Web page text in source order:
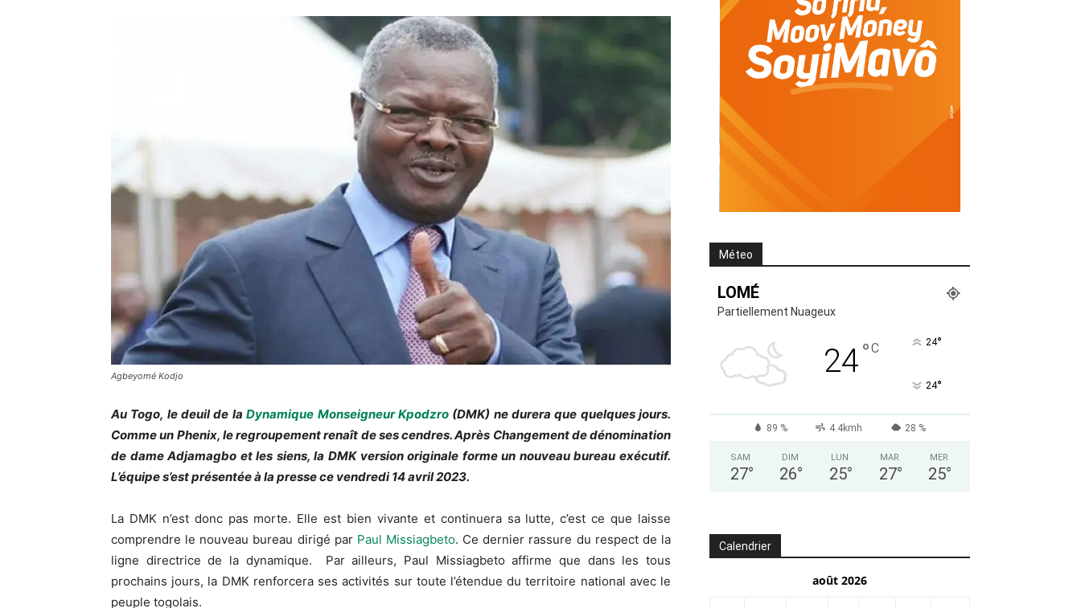
Agbeyomé Kodjo
Au Togo, le deuil de laDynamique Monseigneur Kpodzro(DMK) ne durera que quelques jours.
Comme un Phenix, le regroupement renaît de ses cendres. Après Changement de dénomination
de dame Adjamagbo et les siens, la DMK version originale forme un nouveau bureau exécutif.
L’équipe s’est présentée à la presse ce vendredi 14 avril 2023.
La DMK n’est donc pas morte. Elle est bien vivante et continuera sa lutte, c’est ce que laisse
comprendre le nouveau bureau dirigé par Paul Missiagbeto. Ce dernier rassure du respect de la
ligne directrice de la dynamique. Par ailleurs, Paul Missiagbeto affirme que dans les tous
prochains jours, la DMK renforcera ses activités sur toute l’étendue du territoire national avec le
peuple togolais.
Méteo
LOMÉ
Partiellement Nuageux
24°C 24°
24°
89 % 4.4kmh 28 %
SAM
27°
DIM
26°
LUN
25°
MAR
27°
MER
25°
Calendrier
août 2026